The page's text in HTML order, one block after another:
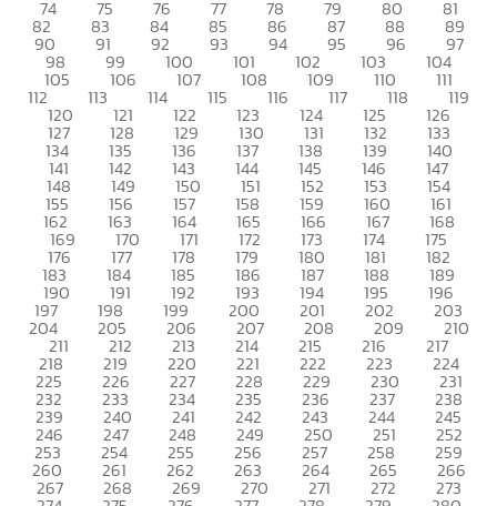
74 75 76 77 78 79 80 81
82 83 84 85 86 87 88 89
90 91 92 93 94 95 96 97
98 99 100 101 102 103 104
105 106 107 108 109 110 111
112 113 114 115 116 117 118 119
120 121 122 123 124 125 126
127 128 129 130 131 132 133
134 135 136 137 138 139 140
141 142 143 144 145 146 147
148 149 150 151 152 153 154
155 156 157 158 159 160 161
162 163 164 165 166 167 168
169 170 171 172 173 174 175
176 177 178 179 180 181 182
183 184 185 186 187 188 189
190 191 192 193 194 195 196
197 198 199 200 201 202 203
204 205 206 207 208 209 210
211 212 213 214 215 216 217
218 219 220 221 222 223 224
225 226 227 228 229 230 231
232 233 234 235 236 237 238
239 240 241 242 243 244 245
246 247 248 249 250 251 252
253 254 255 256 257 258 259
260 261 262 263 264 265 266
267 268 269 270 271 272 273